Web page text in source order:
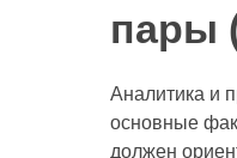
пары
Аналитика и
основные
должен